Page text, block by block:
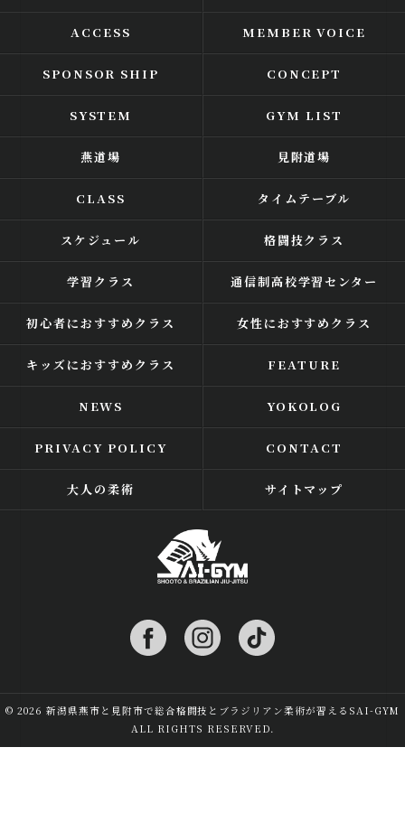
ACCESS MEMBER VOICE
SPONSOR SHIP CONCEPT
SYSTEM GYM LIST
燕道場 見附道場
CLASS タイムテーブル
スケジュール 格闘技クラス
学習クラス 通信制高校学習センター
初心者におすすめクラス 女性におすすめクラス
キッズにおすすめクラス FEATURE
NEWS YOKOLOG
PRIVACY POLICY CONTACT
大人の柔術 サイトマップ
© 2026 新潟県燕市と見附市で総合格闘技とブラジリアン柔術が習えるSAI-GYM
ALL RIGHTS RESERVED.